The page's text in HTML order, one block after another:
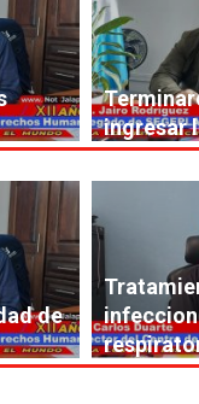
ingresar
de